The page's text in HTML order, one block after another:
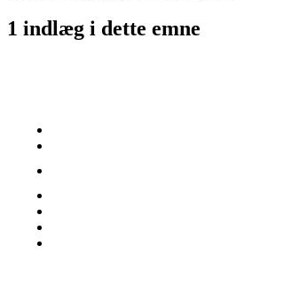
1 indlæg i dette emne